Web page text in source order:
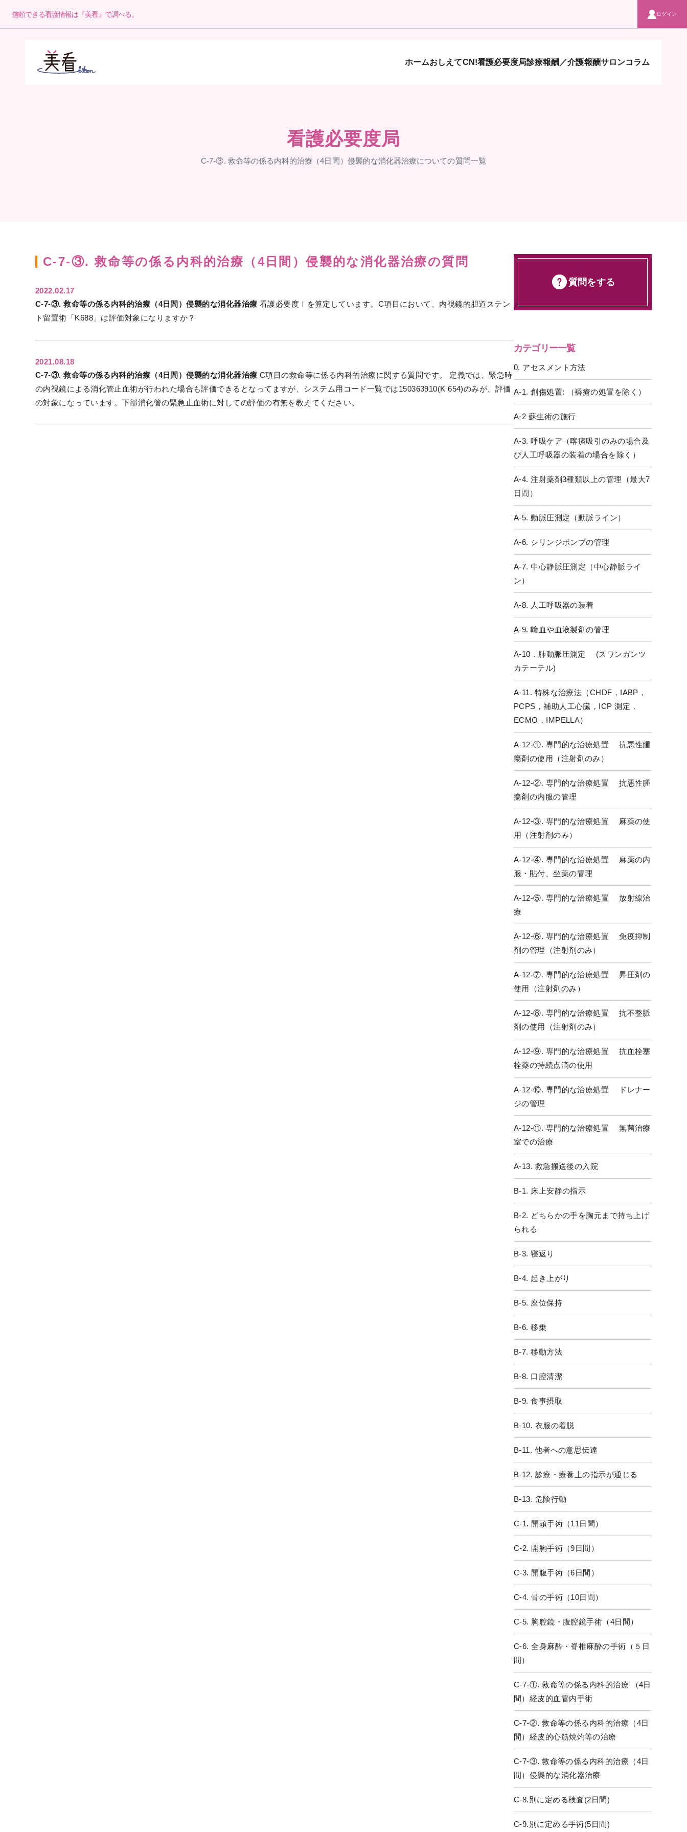
信頼できる看護情報は『美看』で調べる。 ログイン
ホームおしえてCN!看護必要度局診療報酬／介護報酬サロンコラム
看護必要度局
C-7-③. 救命等の係る内科的治療（4日間）侵襲的な消化器治療についての質問一覧
C-7-③. 救命等の係る内科的治療（4日間）侵襲的な消化器治療の質問
2022.02.17
C-7-③. 救命等の係る内科的治療（4日間）侵襲的な消化器治療 看護必要度Ⅰを算定しています。C項目において、内視鏡的胆道ステン
ト留置術「K688」は評価対象になりますか？
2021.08.18
C-7-③. 救命等の係る内科的治療（4日間）侵襲的な消化器治療 C項目の救命等に係る内科的治療に関する質問です。 定義では、緊急時
の内視鏡による消化管止血術が行われた場合も評価できるとなってますが、システム用コード一覧では150363910(K 654)のみが、評価
の対象になっています。下部消化管の緊急止血術に対しての評価の有無を教えてください。
質問をする
カテゴリー一覧
0. アセスメント方法
A-1. 創傷処置: （褥瘡の処置を除く）
A-2 蘇生術の施行
A-3. 呼吸ケア（喀痰吸引のみの場合及
び人工呼吸器の装着の場合を除く）
A-4. 注射薬剤3種類以上の管理（最大7
日間）
A-5. 動脈圧測定（動脈ライン）
A-6. シリンジポンプの管理
A-7. 中心静脈圧測定（中心静脈ライ
ン）
A-8. 人工呼吸器の装着
A-9. 輸血や血液製剤の管理
A-10．肺動脈圧測定 (スワンガンツ
カテーテル)
A-11. 特殊な治療法（CHDF，IABP，
PCPS，補助人工心臓，ICP 測定，
ECMO，IMPELLA）
A-12-①. 専門的な治療処置 抗悪性腫
瘍剤の使用（注射剤のみ）
A-12-②. 専門的な治療処置 抗悪性腫
瘍剤の内服の管理
A-12-③. 専門的な治療処置 麻薬の使
用（注射剤のみ）
A-12-④. 専門的な治療処置 麻薬の内
服・貼付、坐薬の管理
A-12-⑤. 専門的な治療処置 放射線治
療
A-12-⑥. 専門的な治療処置 免疫抑制
剤の管理（注射剤のみ）
A-12-⑦. 専門的な治療処置 昇圧剤の
使用（注射剤のみ）
A-12-⑧. 専門的な治療処置 抗不整脈
剤の使用（注射剤のみ）
A-12-⑨. 専門的な治療処置 抗血栓塞
栓薬の持続点滴の使用
A-12-⑩. 専門的な治療処置 ドレナー
ジの管理
A-12-⑪. 専門的な治療処置 無菌治療
室での治療
A-13. 救急搬送後の入院
B-1. 床上安静の指示
B-2. どちらかの手を胸元まで持ち上げ
られる
B-3. 寝返り
B-4. 起き上がり
B-5. 座位保持
B-6. 移乗
B-7. 移動方法
B-8. 口腔清潔
B-9. 食事摂取
B-10. 衣服の着脱
B-11. 他者への意思伝達
B-12. 診療・療養上の指示が通じる
B-13. 危険行動
C-1. 開頭手術（11日間）
C-2. 開胸手術（9日間）
C-3. 開腹手術（6日間）
C-4. 骨の手術（10日間）
C-5. 胸腔鏡・腹腔鏡手術（4日間）
C-6. 全身麻酔・脊椎麻酔の手術（５日
間）
C-7-①. 救命等の係る内科的治療 （4日
間）経皮的血管内手術
C-7-②. 救命等の係る内科的治療（4日
間）経皮的心筋焼灼等の治療
C-7-③. 救命等の係る内科的治療（4日
間）侵襲的な消化器治療
C-8.別に定める検査(2日間)
C-9.別に定める手術(5日間)